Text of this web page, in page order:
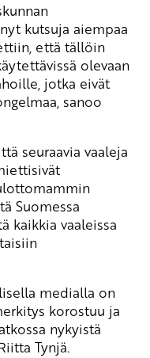
kutsuja aiempaa
että tällöin
olevaan
jotka eivät
sanoo
seuraavia vaaleja
Suomessa
kaikkia vaaleissa
medialla on
korostuu ja
nykyistä
Tynjä.